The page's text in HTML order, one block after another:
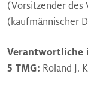
(Vorsitzender des
(kaufmännischer
Verantwortliche
5 TMG: Roland J.